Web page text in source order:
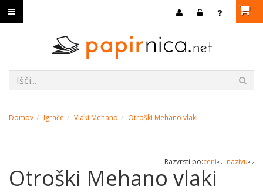
Domov Igrače Vlaki Mehano Otroški Mehano vlaki
Razvrsti po:ceni nazivu
Otroški Mehano vlaki